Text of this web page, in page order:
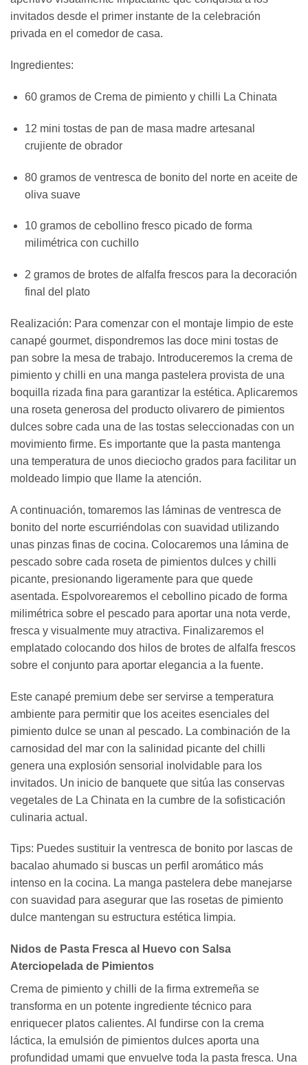
invitados desde el primer instante de la celebración
privada en el comedor de casa.
Ingredientes:
60 gramos de Crema de pimiento y chilli La Chinata
12 mini tostas de pan de masa madre artesanal
crujiente de obrador
80 gramos de ventresca de bonito del norte en aceite de
oliva suave
10 gramos de cebollino fresco picado de forma
milimétrica con cuchillo
2 gramos de brotes de alfalfa frescos para la decoración
final del plato
Realización: Para comenzar con el montaje limpio de este
canapé gourmet, dispondremos las doce mini tostas de
pan sobre la mesa de trabajo. Introduceremos la crema de
pimiento y chilli en una manga pastelera provista de una
boquilla rizada fina para garantizar la estética. Aplicaremos
una roseta generosa del producto olivarero de pimientos
dulces sobre cada una de las tostas seleccionadas con un
movimiento firme. Es importante que la pasta mantenga
una temperatura de unos dieciocho grados para facilitar un
moldeado limpio que llame la atención.
A continuación, tomaremos las láminas de ventresca de
bonito del norte escurriéndolas con suavidad utilizando
unas pinzas finas de cocina. Colocaremos una lámina de
pescado sobre cada roseta de pimientos dulces y chilli
picante, presionando ligeramente para que quede
asentada. Espolvorearemos el cebollino picado de forma
milimétrica sobre el pescado para aportar una nota verde,
fresca y visualmente muy atractiva. Finalizaremos el
emplatado colocando dos hilos de brotes de alfalfa frescos
sobre el conjunto para aportar elegancia a la fuente.
Este canapé premium debe ser servirse a temperatura
ambiente para permitir que los aceites esenciales del
pimiento dulce se unan al pescado. La combinación de la
carnosidad del mar con la salinidad picante del chilli
genera una explosión sensorial inolvidable para los
invitados. Un inicio de banquete que sitúa las conservas
vegetales de La Chinata en la cumbre de la sofisticación
culinaria actual.
Tips: Puedes sustituir la ventresca de bonito por lascas de
bacalao ahumado si buscas un perfil aromático más
intenso en la cocina. La manga pastelera debe manejarse
con suavidad para asegurar que las rosetas de pimiento
dulce mantengan su estructura estética limpia.
Nidos de Pasta Fresca al Huevo con Salsa
Aterciopelada de Pimientos
Crema de pimiento y chilli de la firma extremeña se
transforma en un potente ingrediente técnico para
enriquecer platos calientes. Al fundirse con la crema
láctica, la emulsión de pimientos dulces aporta una
profundidad umami que envuelve toda la pasta fresca. Una